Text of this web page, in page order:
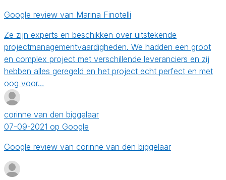
Google review van Marina Finotelli
Ze zijn experts en beschikken over uitstekende
projectmanagementvaardigheden. We hadden een groot
en complex project met verschillende leveranciers en zij
hebben alles geregeld en het project echt perfect en met
oog voor…
corinne van den biggelaar
07-09-2021 op Google
Google review van corinne van den biggelaar